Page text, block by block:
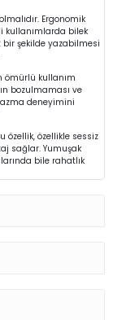
Ergonomik
kullanımlarda bilek
bir şekilde yazabilmesi
ömürlü kullanım
bozulmaması ve
deneyimini
özellik, özellikle sessiz
sağlar. Yumuşak
bile rahatlık